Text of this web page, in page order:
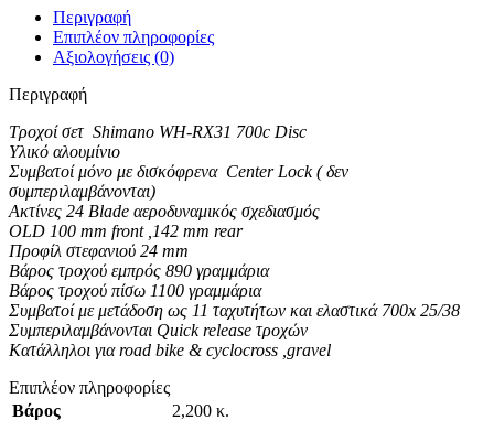
Περιγραφή
Επιπλέον πληροφορίες
Αξιολογήσεις (0)
Περιγραφή
Τροχοί σετ Shimano WH-RX31 700c Disc
Υλικό αλουμίνιο
Συμβατοί μόνο με δισκόφρενα Center Lock ( δεν
συμπεριλαμβάνονται)
Ακτίνες 24 Blade αεροδυναμικός σχεδιασμός
OLD 100 mm front ,142 mm rear
Προφίλ στεφανιού 24 mm
Βάρος τροχού εμπρός 890 γραμμάρια
Βάρος τροχού πίσω 1100 γραμμάρια
Συμβατοί με μετάδοση ως 11 ταχυτήτων και ελαστικά 700x 25/38
Συμπεριλαμβάνονται Quick release τροχών
Κατάλληλοι για road bike & cyclocross ,gravel
Επιπλέον πληροφορίες
Βάρος
2,200 κ.